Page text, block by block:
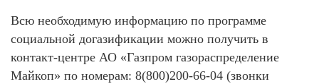
Всю необходимую информацию по программе
социальной догазификации можно получить в
контакт-центре АО «Газпром газораспределение
Майкоп» по номерам: 8(800)200-66-04 (звонки